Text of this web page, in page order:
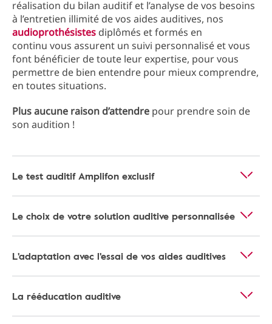
réalisation du bilan auditif et l’analyse de vos besoins
à l’entretien illimité de vos aides auditives, nos
audioprothésistes diplômés et formés en
continu vous assurent un suivi personnalisé et vous
font bénéficier de toute leur expertise, pour vous
permettre de bien entendre pour mieux comprendre,
en toutes situations.
Plus aucune raison d’attendre pour prendre soin de
son audition !
Le test auditif Amplifon exclusif
Le choix de votre solution auditive personnalisée
L'adaptation avec l'essai de vos aides auditives
La rééducation auditive